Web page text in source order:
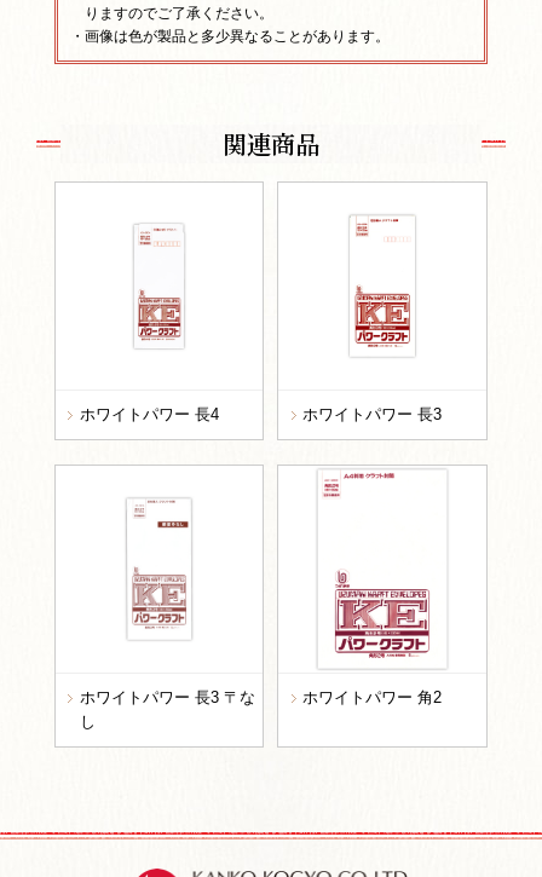
りますのでご了承ください。
・画像は色が製品と多少異なることがあります。
関連商品
ホワイトパワー 長4 ホワイトパワー 長3
ホワイトパワー 長3 〒な
し
ホワイトパワー 角2